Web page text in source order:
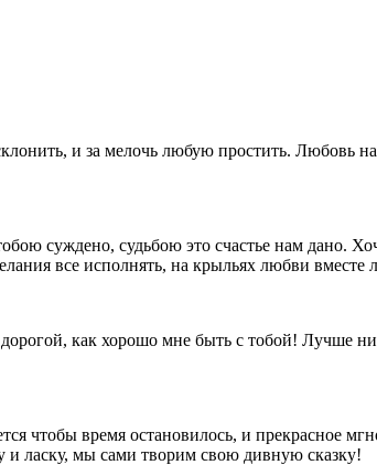
и за мелочь любую простить. Любовь
суждено, судьбою это счастье нам дано.
все исполнять, на крыльях любви вместе
как хорошо мне быть с тобой! Лучше
чтобы время остановилось, и прекрасное
ласку, мы сами творим свою дивную сказку!